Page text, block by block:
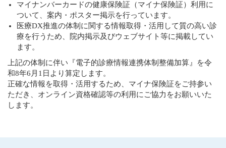
マイナンバーカードの健康保険証（マイナ保険証）利用に
ついて、案内・ポスター掲示を行っています。
医療DX推進の体制に関する情報取得・活用して質の高い診
療を行うため、院内掲示及びウェブサイト等に掲載してい
ます。
上記の体制に伴い『電子的診療情報連携体制整備加算』を令
和8年6月1日より算定します。
正確な情報を取得・活用するため、マイナ保険証をご持参い
ただき、オンライン資格確認等の利用にご協力をお願いいた
します。